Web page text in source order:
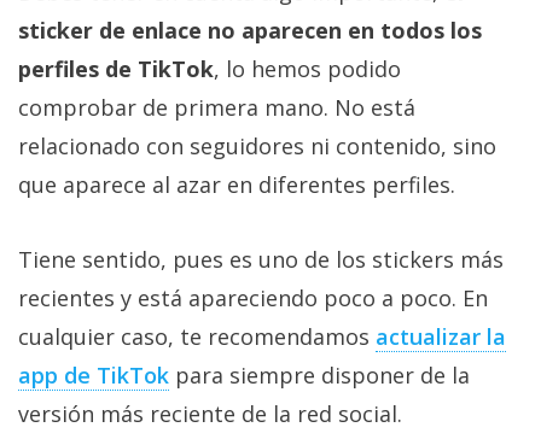
sticker de enlace no aparecen en todos los
perfiles de TikTok, lo hemos podido
comprobar de primera mano. No está
relacionado con seguidores ni contenido, sino
que aparece al azar en diferentes perfiles.
Tiene sentido, pues es uno de los stickers más
recientes y está apareciendo poco a poco. En
cualquier caso, te recomendamos actualizar la
app de TikTok‎ para siempre disponer de la
versión más reciente de la red social.